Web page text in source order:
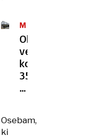
MAXIMARKET
Okuženih
več
kot
350
ljudi:
onesnaženo
Osebam,
ki